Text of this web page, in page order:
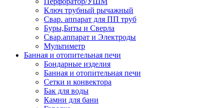
Ключ трубный рычажный
Свар. аппарат для ПП труб
Буры,Биты и Сверла
Свар.аппарат и Электроды
Мультиметр
Банная и отопительная печи
Бондарные изделия
Банная и отопительная печи
Сетки и конвектора
Бак для воды
Камни для бани